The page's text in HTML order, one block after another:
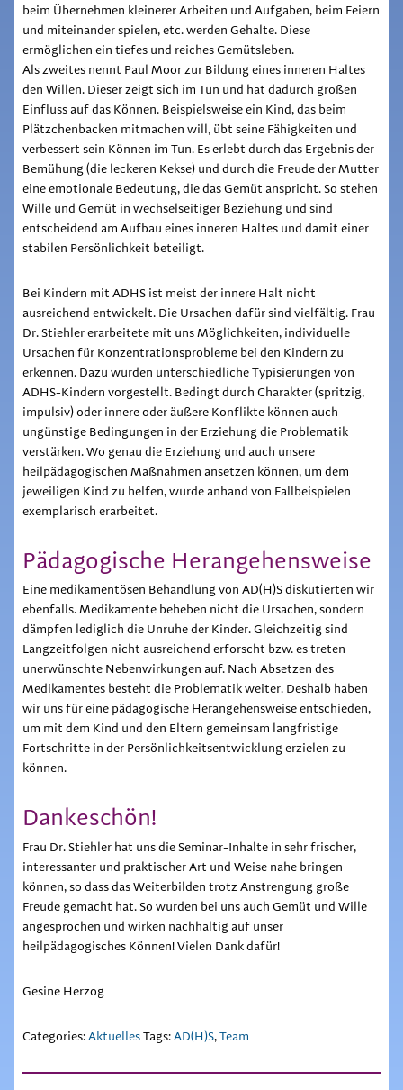
beim Übernehmen kleinerer Arbeiten und Aufgaben, beim Feiern
und miteinander spielen, etc. werden Gehalte. Diese
ermöglichen ein tiefes und reiches Gemütsleben.
Als zweites nennt Paul Moor zur Bildung eines inneren Haltes
den Willen. Dieser zeigt sich im Tun und hat dadurch großen
Einfluss auf das Können. Beispielsweise ein Kind, das beim
Plätzchenbacken mitmachen will, übt seine Fähigkeiten und
verbessert sein Können im Tun. Es erlebt durch das Ergebnis der
Bemühung (die leckeren Kekse) und durch die Freude der Mutter
eine emotionale Bedeutung, die das Gemüt anspricht. So stehen
Wille und Gemüt in wechselseitiger Beziehung und sind
entscheidend am Aufbau eines inneren Haltes und damit einer
stabilen Persönlichkeit beteiligt.
Bei Kindern mit ADHS ist meist der innere Halt nicht
ausreichend entwickelt. Die Ursachen dafür sind vielfältig. Frau
Dr. Stiehler erarbeitete mit uns Möglichkeiten, individuelle
Ursachen für Konzentrationsprobleme bei den Kindern zu
erkennen. Dazu wurden unterschiedliche Typisierungen von
ADHS-Kindern vorgestellt. Bedingt durch Charakter (spritzig,
impulsiv) oder innere oder äußere Konflikte können auch
ungünstige Bedingungen in der Erziehung die Problematik
verstärken. Wo genau die Erziehung und auch unsere
heilpädagogischen Maßnahmen ansetzen können, um dem
jeweiligen Kind zu helfen, wurde anhand von Fallbeispielen
exemplarisch erarbeitet.
Pädagogische Herangehensweise
Eine medikamentösen Behandlung von AD(H)S diskutierten wir
ebenfalls. Medikamente beheben nicht die Ursachen, sondern
dämpfen lediglich die Unruhe der Kinder. Gleichzeitig sind
Langzeitfolgen nicht ausreichend erforscht bzw. es treten
unerwünschte Nebenwirkungen auf. Nach Absetzen des
Medikamentes besteht die Problematik weiter. Deshalb haben
wir uns für eine pädagogische Herangehensweise entschieden,
um mit dem Kind und den Eltern gemeinsam langfristige
Fortschritte in der Persönlichkeitsentwicklung erzielen zu
können.
Dankeschön!
Frau Dr. Stiehler hat uns die Seminar-Inhalte in sehr frischer,
interessanter und praktischer Art und Weise nahe bringen
können, so dass das Weiterbilden trotz Anstrengung große
Freude gemacht hat. So wurden bei uns auch Gemüt und Wille
angesprochen und wirken nachhaltig auf unser
heilpädagogisches Können! Vielen Dank dafür!
Gesine Herzog
Categories:AktuellesTags:AD(H)S,Team